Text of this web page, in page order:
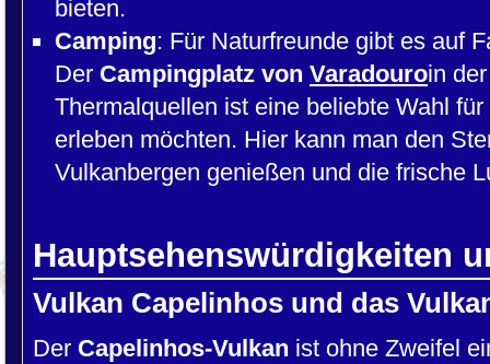
bieten.
Camping: Für Naturfreunde gibt es auf
Der Campingplatz von Varadouroin
Thermalquellen ist eine beliebte Wahl
erleben möchten. Hier kann man den
Vulkanbergen genießen und die frische
Hauptsehenswürdigkeiten
Vulkan Capelinhos und das
Der Capelinhos-Vulkan ist ohne Zweifel